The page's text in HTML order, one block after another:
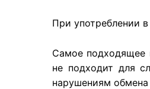
При употреблении
Самое подходящее
не подходит для
нарушениям